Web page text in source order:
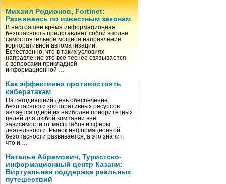
Михаил Родионов, Fortinet:
Развиваясь по известным законам
В настоящее время информационная
безопасность представляет собой вполне
самостоятельное мощное направление
корпоративной автоматизации.
Естественно, что в таких условиях
направление это все теснее связывается
с вопросами прикладной
информационной …
Как эффективно противостоять
кибератакам
На сегодняшний день обеспечение
безопасности корпоративных ресурсов
является одной из наиболее приоритетных
целей для любой компании вне
зависимости от масштабов и сферы
деятельности. Рынок информационной
безопасности развивается, а это значит,
что и …
Наталья Абрамович, Туристско-
информационный центр Казани:
Виртуальная поддержка реальных
путешествий